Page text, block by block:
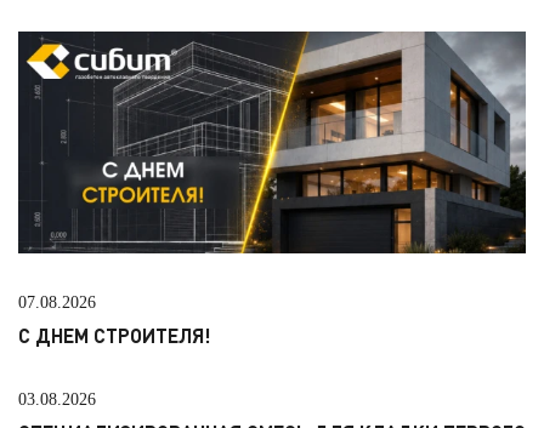
07.08.2026
С ДНЕМ СТРОИТЕЛЯ!
03.08.2026